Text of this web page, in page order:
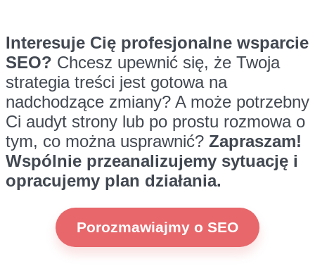
Interesuje Cię profesjonalne wsparcie
SEO? Chcesz upewnić się, że Twoja
strategia treści jest gotowa na
nadchodzące zmiany? A może potrzebny
Ci audyt strony lub po prostu rozmowa o
tym, co można usprawnić? Zapraszam!
Wspólnie przeanalizujemy sytuację i
opracujemy plan działania.
Porozmawiajmy o SEO